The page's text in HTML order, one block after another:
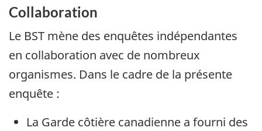
Collaboration
Le BST mène des enquêtes indépendantes
en collaboration avec de nombreux
organismes. Dans le cadre de la présente
enquête :
La Garde côtière canadienne a fourni des